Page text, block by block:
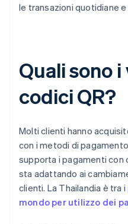
le transazioni quotidiane e
Quali sono
codici QR?
Molti clienti hanno
con i metodi di
supporta i pagamenti con
sta adattando ai
clienti. La Thailandia è tra i
mondo per utilizzo dei